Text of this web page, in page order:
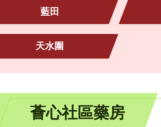
藍田
天水圍
薈心社區藥房